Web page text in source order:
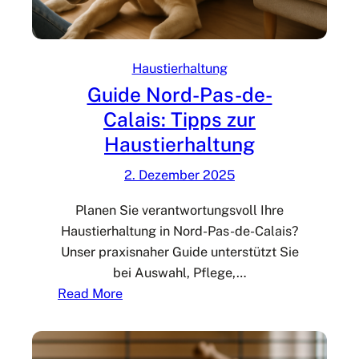
n
m
H
a
u
t
i
e
r
e
n
G
Haustierhaltung
Guide Nord-Pas-de-
Calais: Tipps zur
Haustierhaltung
2. Dezember 2025
Planen Sie verantwortungsvoll Ihre
Haustierhaltung in Nord-Pas-de-Calais?
Unser praxisnaher Guide unterstützt Sie
bei Auswahl, Pflege,…
Read More:
u
i